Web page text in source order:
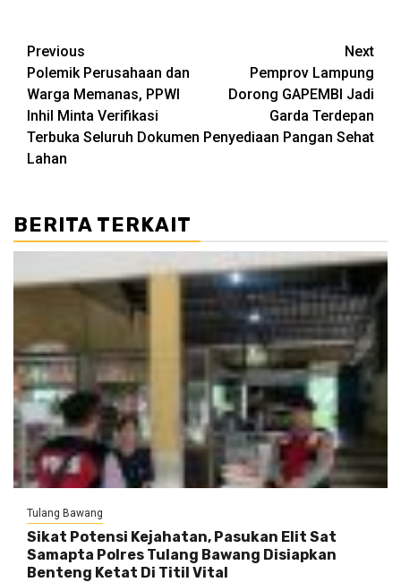
Post
navigation
Previous
Polemik Perusahaan dan
Warga Memanas, PPWI
Inhil Minta Verifikasi
Terbuka Seluruh Dokumen
Lahan ‎
Next
Pemprov Lampung
Dorong GAPEMBI Jadi
Garda Terdepan
Penyediaan Pangan Sehat
BERITA TERKAIT
Tulang Bawang
Sikat Potensi Kejahatan, Pasukan Elit Sat
Samapta Polres Tulang Bawang Disiapkan
Benteng Ketat Di Titil Vital